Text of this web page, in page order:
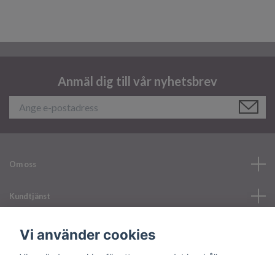
Anmäl dig till vår nyhetsbrev
Om oss
Kundtjänst
Läs mer
Vi använder cookies